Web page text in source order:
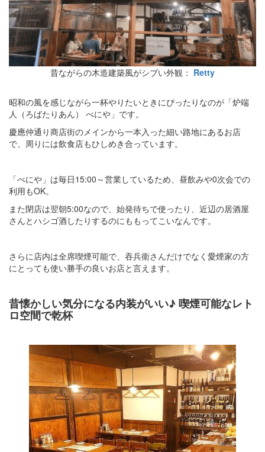
昔ながらの木造建築風がシブい外観： Retty
昭和の風を感じながら一杯やりたいときにぴったりなのが「炉端
人（ろばたりあん） べにや」です。
慶應仲通り商店街のメインから一本入った細い路地にあるお店
で、周りには飲食店もひしめき合っています。
「べにや」は毎日15:00～営業しているため、昼飲みや0次会での
利用もOK。
また閉店は翌朝5:00なので、始発待ちで使ったり、近辺の居酒屋
さんとハシゴ酒したりするのにももってこいなんです。
さらに店内は全席喫煙可能で、吞兵衛さんだけでなく愛煙家の方
にとっても使い勝手の良いお店と言えます。
昔懐かしい気分になる内装がいい♪ 喫煙可能なレト
ロ空間で乾杯